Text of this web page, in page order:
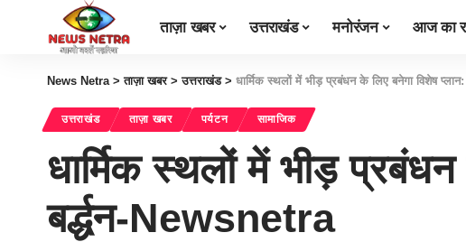
ताज़ा खबर उत्तराखंड मनोरंजन आज का
News Netra>ताज़ा खबर>उत्तराखंड> धार्मिक स्थलों में भीड़ प्रबंधन के लिए बनेगा विशेष
उत्तराखंड ताज़ा खबर पर्यटन सामाजिक
धार्मिक स्थलों में भीड़
बर्द्धन-Newsnetra